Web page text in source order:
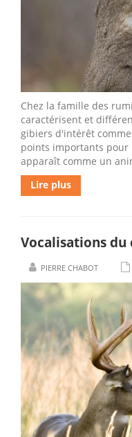
Chez la famille des
caractérisent et
gibiers d'intérêt
points importants pour
apparaît comme un
Lire plus
Vocalisations
PIERRE CHABOT